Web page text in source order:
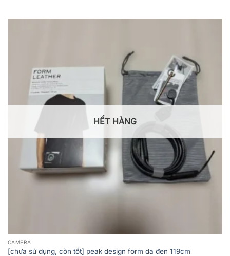
HẾT HÀNG
CAMERA
[chưa sử dụng, còn tốt] peak design form da đen 119cm